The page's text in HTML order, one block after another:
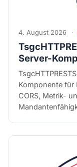
4. August 2026 ·
Server-
Komponente für
CORS, Metrik-